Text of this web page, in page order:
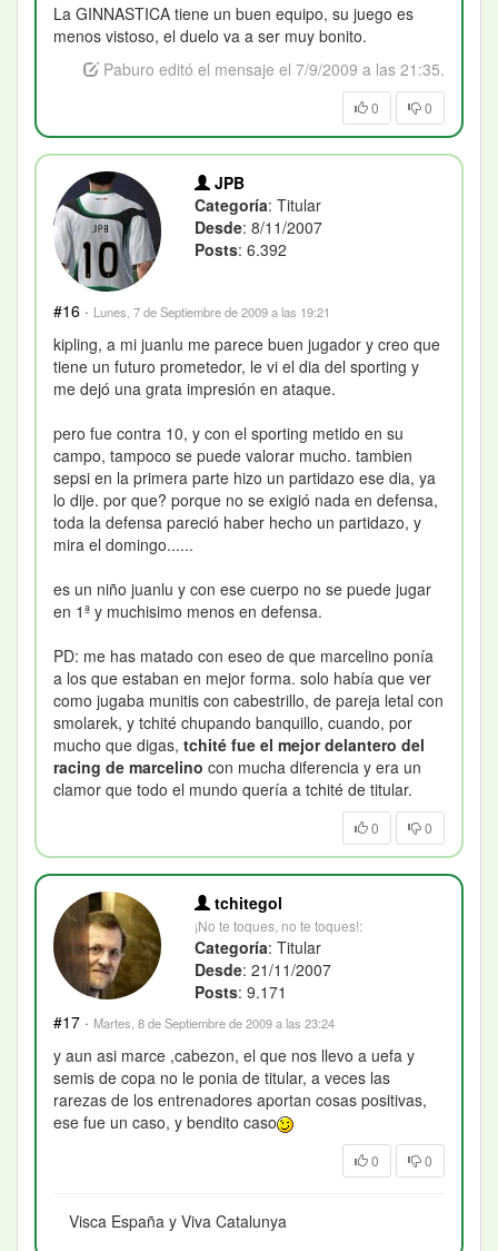
La GINNASTICA tiene un buen equipo, su juego es
menos vistoso, el duelo va a ser muy bonito.
Paburo editó el mensaje el 7/9/2009 a las 21:35.
0 0
JPB
Categoría: Titular
Desde: 8/11/2007
Posts: 6.392
#16 · Lunes, 7 de Septiembre de 2009 a las 19:21
kipling, a mi juanlu me parece buen jugador y creo que
tiene un futuro prometedor, le vi el dia del sporting y
me dejó una grata impresión en ataque.
pero fue contra 10, y con el sporting metido en su
campo, tampoco se puede valorar mucho. tambien
sepsi en la primera parte hizo un partidazo ese dia, ya
lo dije. por que? porque no se exigió nada en defensa,
toda la defensa pareció haber hecho un partidazo, y
mira el domingo......
es un niño juanlu y con ese cuerpo no se puede jugar
en 1ª y muchisimo menos en defensa.
PD: me has matado con eseo de que marcelino ponía
a los que estaban en mejor forma. solo había que ver
como jugaba munitis con cabestrillo, de pareja letal con
smolarek, y tchité chupando banquillo, cuando, por
mucho que digas, tchité fue el mejor delantero del
racing de marcelino con mucha diferencia y era un
clamor que todo el mundo quería a tchité de titular.
0 0
tchitegol
¡No te toques, no te toques!:
Categoría: Titular
Desde: 21/11/2007
Posts: 9.171
#17 · Martes, 8 de Septiembre de 2009 a las 23:24
y aun asi marce ,cabezon, el que nos llevo a uefa y
semis de copa no le ponia de titular, a veces las
rarezas de los entrenadores aportan cosas positivas,
ese fue un caso, y bendito caso
0 0
Visca España y Viva Catalunya